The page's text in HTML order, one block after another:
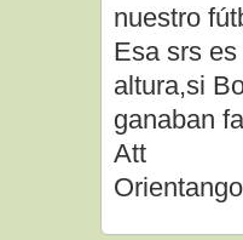
nuestro
Esa srs
altura,si
ganaban
Att
Orientango